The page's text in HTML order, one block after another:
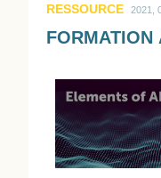
RESSOURCE 2021,
FORMATION